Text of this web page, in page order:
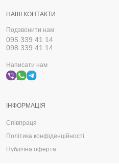
НАШІ КОНТАКТИ
Подзвонити нам
095 339 41 14
098 339 41 14
Написати нам
ІНФОРМАЦІЯ
Співпраця
Політика конфіденційності
Публічна оферта